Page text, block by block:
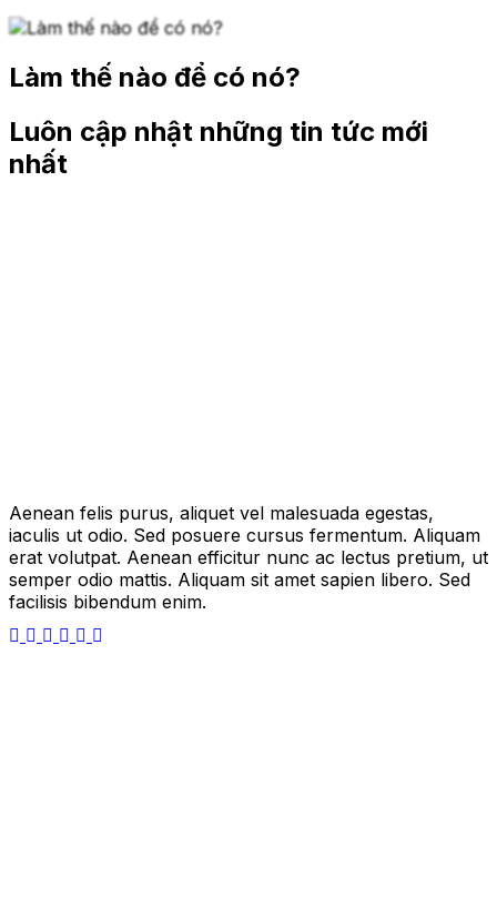
Làm thế nào để có nó?
Luôn cập nhật những tin tức mới
nhất
Aenean felis purus, aliquet vel malesuada egestas,
iaculis ut odio. Sed posuere cursus fermentum. Aliquam
erat volutpat. Aenean efficitur nunc ac lectus pretium, ut
semper odio mattis. Aliquam sit amet sapien libero. Sed
facilisis bibendum enim.